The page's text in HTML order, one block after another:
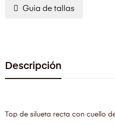
Guia de tallas
Descripción
Top de silueta recta con cuello